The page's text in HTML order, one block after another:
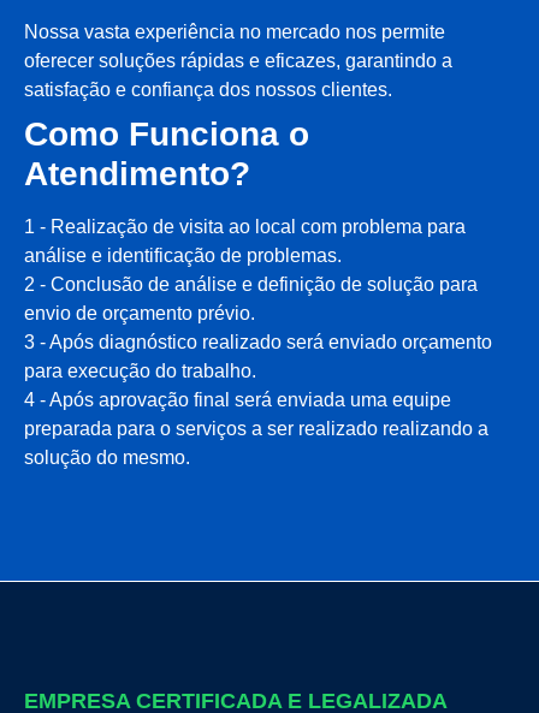
Nossa vasta experiência no mercado nos permite
oferecer soluções rápidas e eficazes, garantindo a
satisfação e confiança dos nossos clientes.
Como Funciona o
Atendimento?
1 - Realização de visita ao local com problema para
análise e identificação de problemas.
2 - Conclusão de análise e definição de solução para
envio de orçamento prévio.
3 - Após diagnóstico realizado será enviado orçamento
para execução do trabalho.
4 - Após aprovação final será enviada uma equipe
preparada para o serviços a ser realizado realizando a
solução do mesmo.
EMPRESA CERTIFICADA E LEGALIZADA